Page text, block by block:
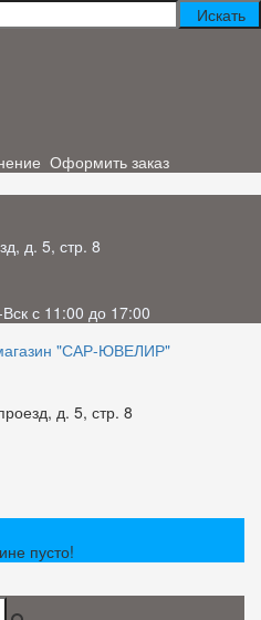
Оформить заказ
д. 5, стр. 8
с 11:00 до 17:00
д. 5, стр. 8
пусто!